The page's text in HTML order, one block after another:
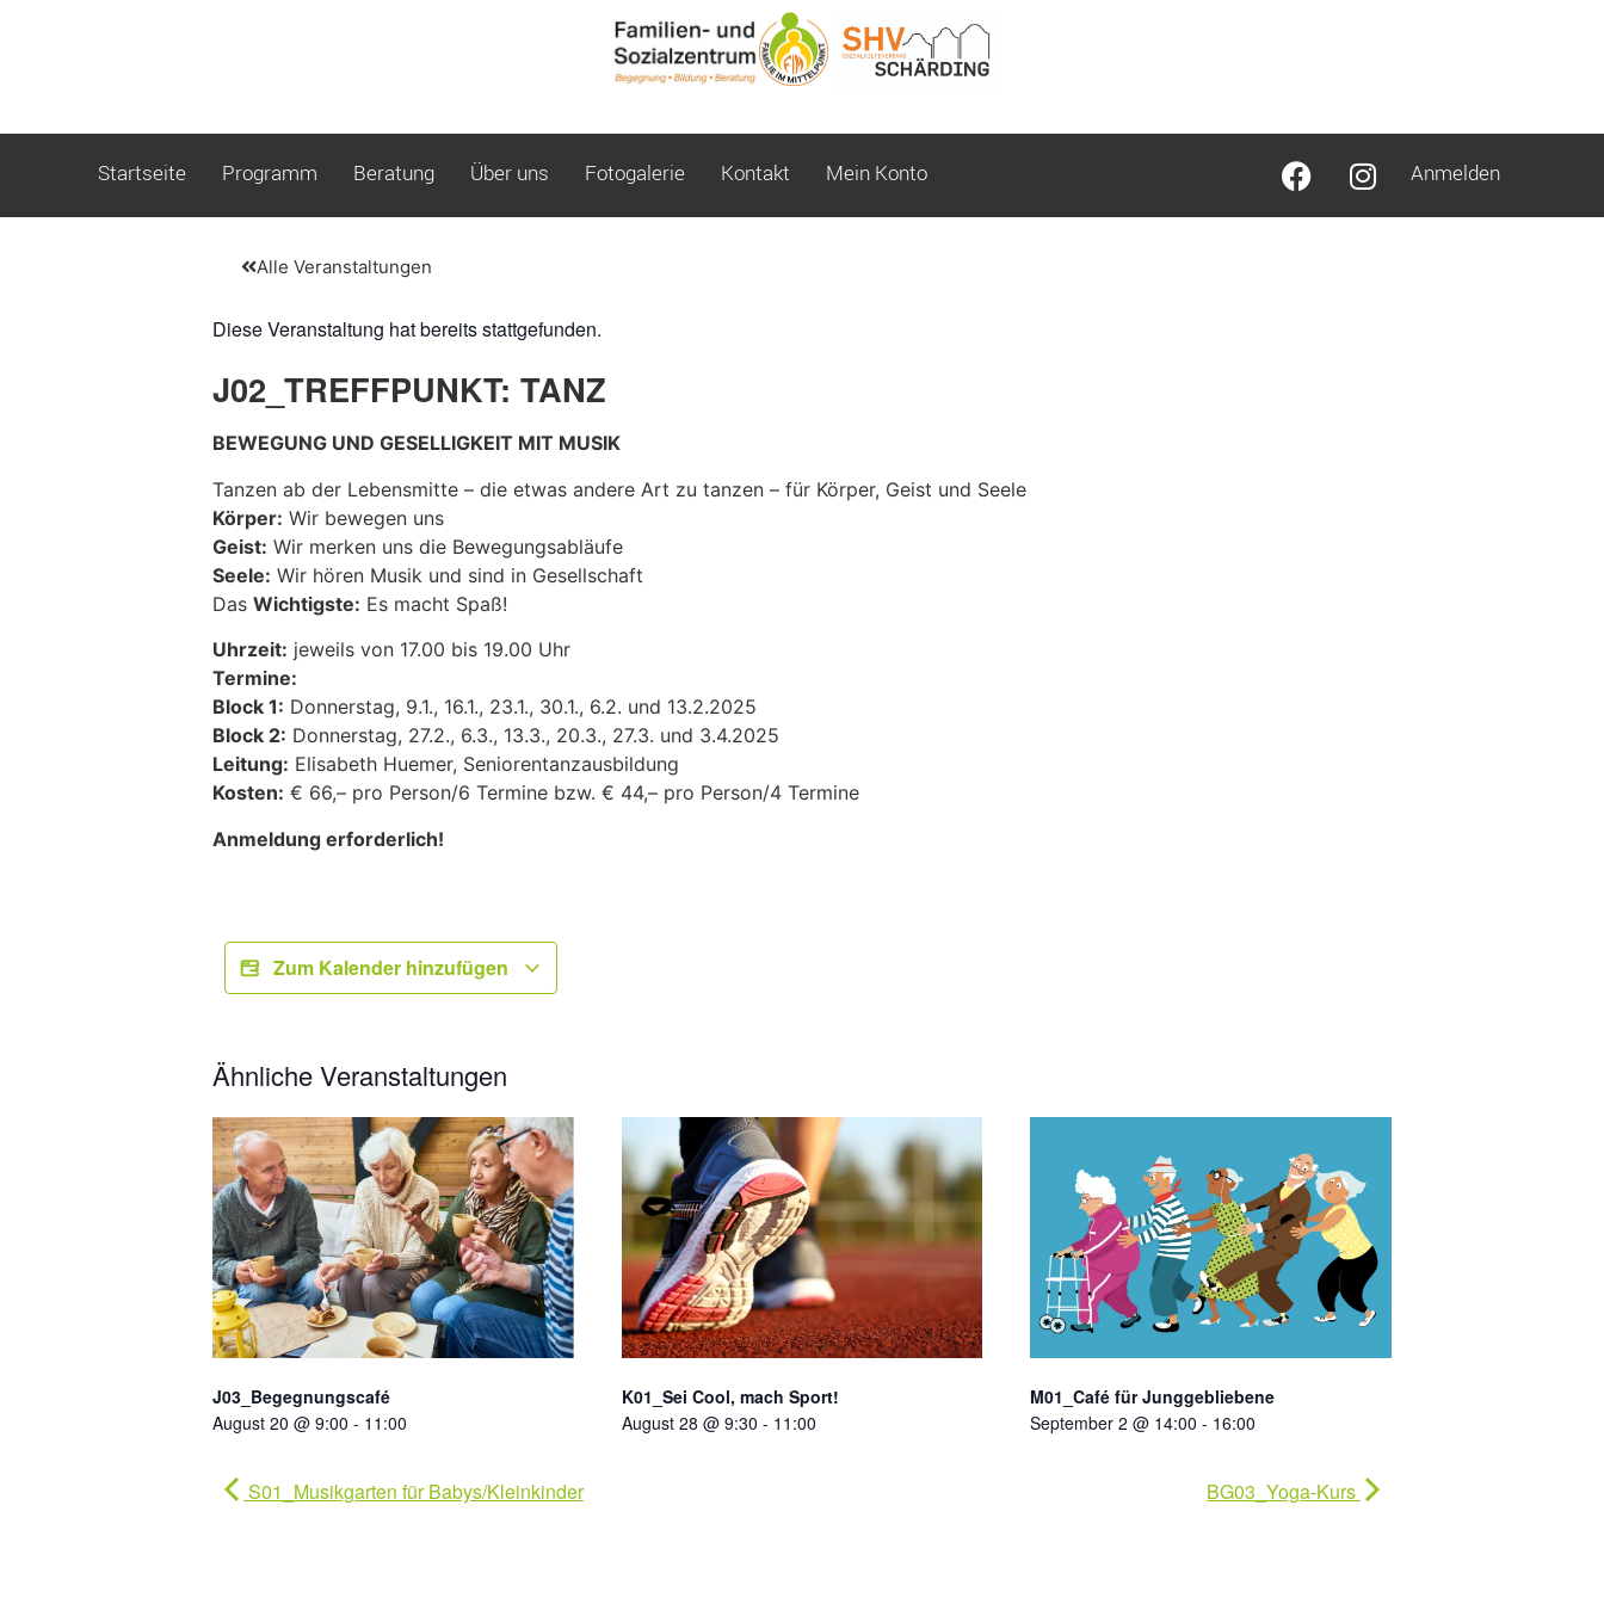
Startseite Programm Beratung Über uns Fotogalerie Kontakt Mein Konto Anmelden
Alle Veranstaltungen
Diese Veranstaltung hat bereits stattgefunden.
J02_TREFFPUNKT: TANZ
BEWEGUNG UND GESELLIGKEIT MIT MUSIK
Tanzen ab der Lebensmitte – die etwas andere Art zu tanzen – für Körper, Geist und Seele
Körper: Wir bewegen uns
Geist: Wir merken uns die Bewegungsabläufe
Seele: Wir hören Musik und sind in Gesellschaft
Das Wichtigste: Es macht Spaß!
Uhrzeit: jeweils von 17.00 bis 19.00 Uhr
Termine:
Block 1: Donnerstag, 9.1., 16.1., 23.1., 30.1., 6.2. und 13.2.2025
Block 2: Donnerstag, 27.2., 6.3., 13.3., 20.3., 27.3. und 3.4.2025
Leitung: Elisabeth Huemer, Seniorentanzausbildung
Kosten: € 66,– pro Person/6 Termine bzw. € 44,– pro Person/4 Termine
Anmeldung erforderlich!
Zum Kalender hinzufügen
Ähnliche Veranstaltungen
J03_Begegnungscafé
August 20 @ 9:00 - 11:00
K01_Sei Cool, mach Sport!
August 28 @ 9:30 - 11:00
M01_Café für Junggebliebene
September 2 @ 14:00 - 16:00
S01_Musikgarten für Babys/Kleinkinder BG03_Yoga-Kurs